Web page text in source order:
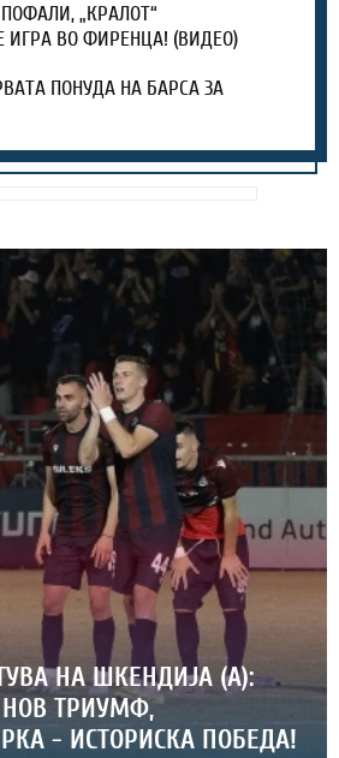
„КРАЛОТ“
ИГРА ВО ФИРЕНЦА! (ВИДЕО)
ПОНУДА НА БАРСА ЗА
НА ШКЕНДИЈА (А):
ТРИУМФ,
- ИСТОРИСКА ПОБЕДА!